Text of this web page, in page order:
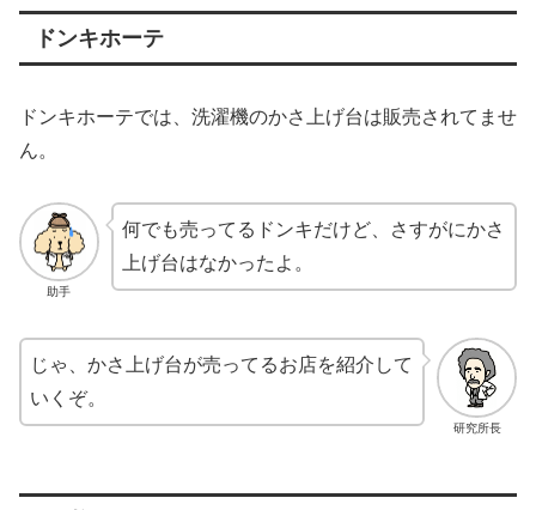
ドンキホーテ
ドンキホーテでは、洗濯機のかさ上げ台は販売されてませ
ん。
助手
何でも売ってるドンキだけど、さすがにかさ
上げ台はなかったよ。
研究所長
じゃ、かさ上げ台が売ってるお店を紹介して
いくぞ。